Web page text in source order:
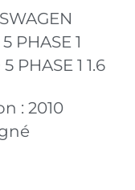
PHASE 1
PHASE 1 1.6
: 2010